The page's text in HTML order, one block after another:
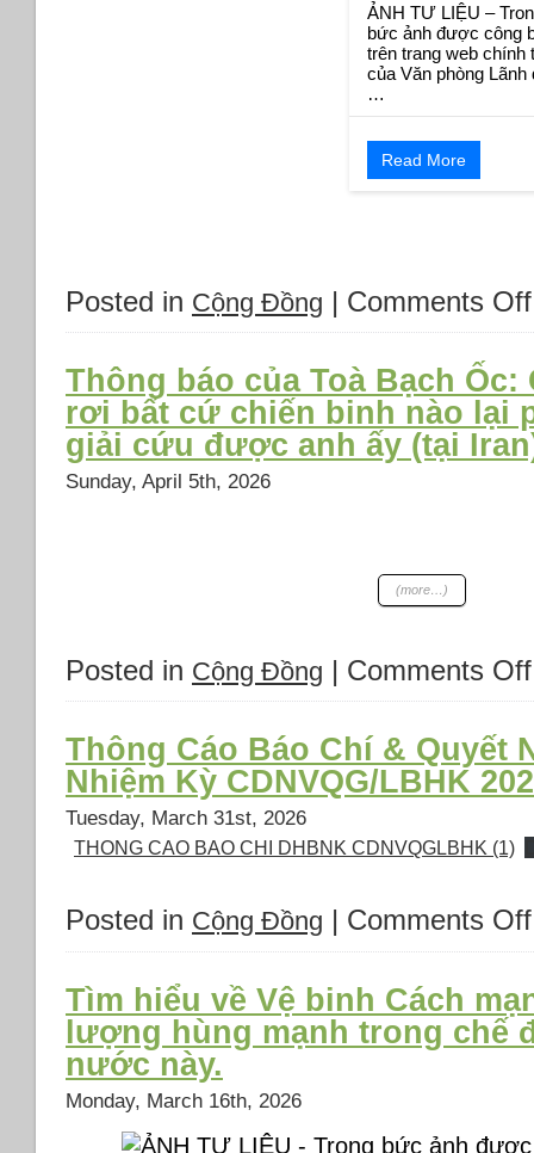
ẢNH TƯ LIỆU –
bức ảnh được công
trên trang web chính
của Văn phòng Lãnh
…
Read More
Posted in Cộng Đồng | Comments Off
Thông báo của Toà Bạch
rơi bất cứ chiến binh nào lại
giải cứu được anh ấy (tại
Sunday, April 5th, 2026
(more…)
Posted in Cộng Đồng | Comments Off
Thông Cáo Báo Chí & Quyết
Nhiệm Kỳ CDNVQG/LBHK
Tuesday, March 31st, 2026
THONG CAO BAO CHI DHBNK CDNVQGLBHK (1)
Posted in Cộng Đồng | Comments Off
Tìm hiểu về Vệ binh Cách
lượng hùng mạnh trong chế
nước này.
Monday, March 16th, 2026